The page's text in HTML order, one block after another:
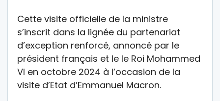
Cette visite officielle de la ministre
s’inscrit dans la lignée du partenariat
d’exception renforcé, annoncé par le
président français et le le Roi Mohammed
VI en octobre 2024 à l’occasion de la
visite d’Etat d’Emmanuel Macron.